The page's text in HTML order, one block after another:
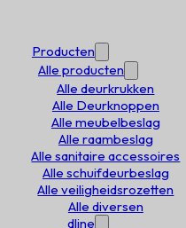
Producten
Alle producten
Alle deurkrukken
Alle Deurknoppen
Alle meubelbeslag
Alle raambeslag
Alle sanitaire accessoires
Alle schuifdeurbeslag
Alle veiligheidsrozetten
Alle diversen
dline